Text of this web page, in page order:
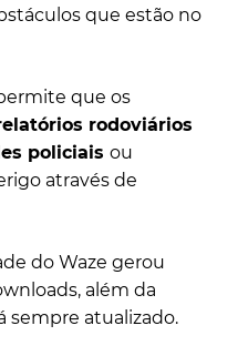
que estão no
que os
rodoviários
policiais ou
através de
do Waze gerou
além da
sempre atualizado.